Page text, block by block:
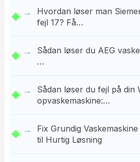
Hvordan løser man
fejl 17? Få…
Sådan løser du AEG
…
Sådan løser du fejl på din
opvaskemaskine:…
Fix Grundig
til Hurtig Løsning